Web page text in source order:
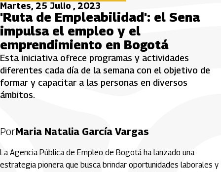
Martes, 25 Julio , 2023
'Ruta de Empleabilidad': el Sena
impulsa el empleo y el
emprendimiento en Bogotá
Esta iniciativa ofrece programas y actividades
diferentes cada día de la semana con el objetivo de
formar y capacitar a las personas en diversos
ámbitos.
PorMaria Natalia García Vargas
La Agencia Pública de Empleo de Bogotá ha lanzado una
estrategia pionera que busca brindar oportunidades laborales y